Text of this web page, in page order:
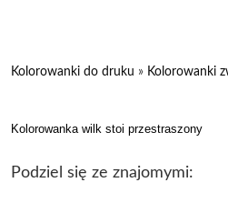
Kolorowanki do druku » Kolorowanki
Kolorowanka wilk stoi przestraszony
Podziel się ze znajomymi: